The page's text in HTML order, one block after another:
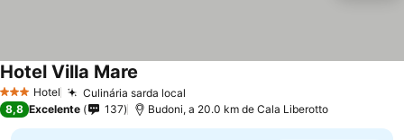
3 EstrelasHotel Culinária sarda local
Hotel Villa Mare
8,8 Excelente 137 Budoni, a 20.0 km de Cala Liberotto